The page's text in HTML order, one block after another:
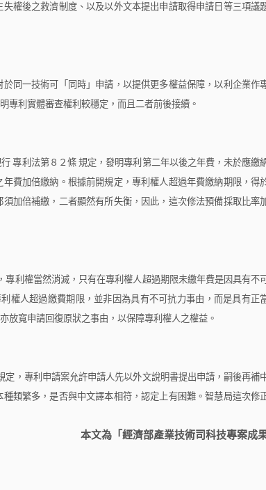
權後之救濟制度、以及以外文本提出申請取得申請日等三項議
一技術可「同時」申請，以提供更多權益保障，以利企業作
專利實體審查權利較穩定，而且二者前後接續。
專利法第８２條 規定，發明專利第二年以後之年費，未於應繳
費加倍繳納。根據前開規定，專利權人超過年費繳納期限，得
加倍補繳，二者顯然有所失衡，因此，這次修法預備採取比率
專利權當然消滅，只有在專利權人超過期限未繳年費是因具有不
權人超過繳費期限，並非因為具有不可抗力事由，而是具有正
放寬申請回復原狀之事由，以保障專利權人之權益。
定，專利申請案允許申請人先以外文說明書提出申請，嗣後再補
類繁多，是否與中文譯本相符，認定上有困難。智慧局這次修
本文為「經濟部產業技術司科技專案成果